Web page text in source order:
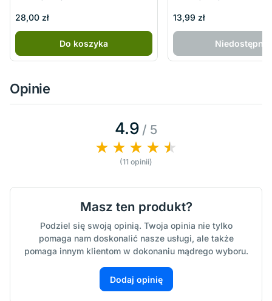
28,00 zł
Do koszyka
13,99 zł
Niedostępny
Opinie
4.9 / 5
(11 opinii)
Masz ten produkt?
Podziel się swoją opinią. Twoja opinia nie tylko
pomaga nam doskonalić nasze usługi, ale także
pomaga innym klientom w dokonaniu mądrego wyboru.
Dodaj opinię